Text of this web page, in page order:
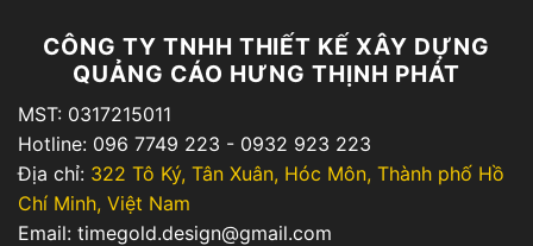
CÔNG TY TNHH THIẾT KẾ XÂY DỰNG
QUẢNG CÁO HƯNG THỊNH PHÁT
MST: 0317215011
Hotline: 096 7749 223 - 0932 923 223
Địa chỉ: 322 Tô Ký, Tân Xuân, Hóc Môn, Thành phố Hồ
Chí Minh, Việt Nam
Email: timegold.design@gmail.com